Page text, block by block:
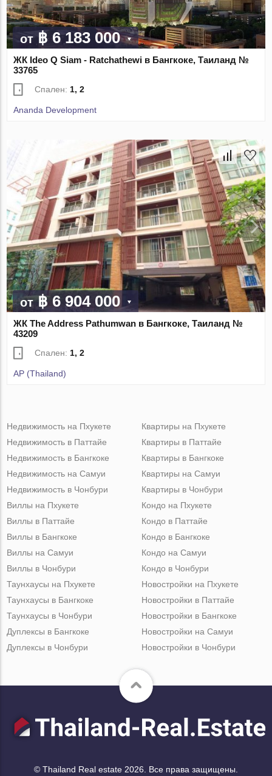
от฿ 6 183 000
ЖК Ideo Q Siam - Ratchathewi в Бангкоке, Таиланд №
33765
Спален: 1, 2
Ananda Development
от฿ 6 904 000
ЖК The Address Pathumwan в Бангкоке, Таиланд №
43209
Спален: 1, 2
AP (Thailand)
Недвижимость на Пхукете
Недвижимость в Паттайе
Недвижимость в Бангкоке
Недвижимость на Самуи
Недвижимость в Чонбури
Квартиры на Пхукете
Квартиры в Паттайе
Квартиры в Бангкоке
Квартиры на Самуи
Квартиры в Чонбури
Виллы на Пхукете
Виллы в Паттайе
Виллы в Бангкоке
Виллы на Самуи
Виллы в Чонбури
Кондо на Пхукете
Кондо в Паттайе
Кондо в Бангкоке
Кондо на Самуи
Кондо в Чонбури
Таунхаусы на Пхукете
Таунхаусы в Бангкоке
Таунхаусы в Чонбури
Дуплексы в Бангкоке
Дуплексы в Чонбури
Новостройки на Пхукете
Новостройки в Паттайе
Новостройки в Бангкоке
Новостройки на Самуи
Новостройки в Чонбури
© Thailand Real estate 2026. Все права защищены.